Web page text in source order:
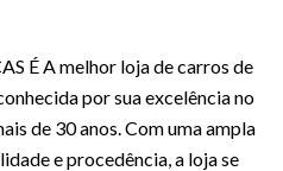
É A melhor loja de carros de
por sua excelência no
de 30 anos. Com uma ampla
e procedência, a loja se